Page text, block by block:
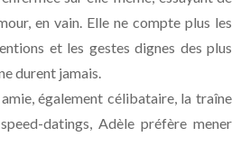
en vain. Elle ne compte plus les
et les gestes dignes des plus
durent jamais.
également célibataire, la traîne
datings, Adèle préfère mener